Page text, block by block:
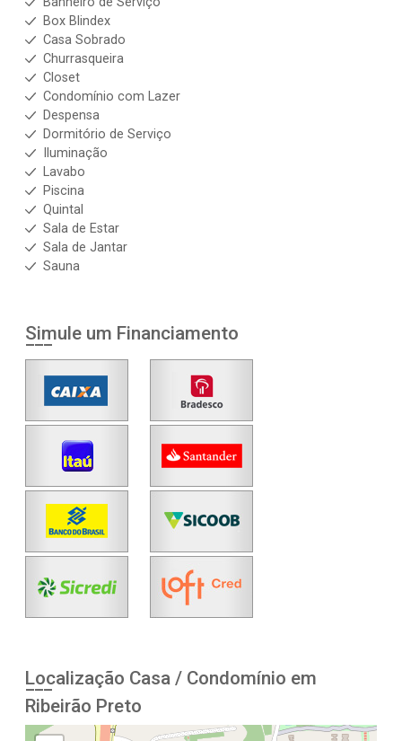
Box Blindex
Casa Sobrado
Churrasqueira
Closet
Condomínio com Lazer
Despensa
Dormitório de Serviço
Iluminação
Lavabo
Piscina
Quintal
Sala de Estar
Sala de Jantar
Sauna
Simule um Financiamento
Localização Casa / Condomínio em
Ribeirão Preto